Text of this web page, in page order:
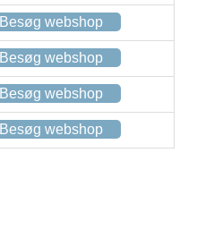
Besøg webshop
Besøg webshop
Besøg webshop
Besøg webshop